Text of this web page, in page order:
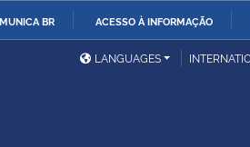
BR ACESSO À INFORMAÇÃO
Ministério das Relações
ExterioresLANGUAGES